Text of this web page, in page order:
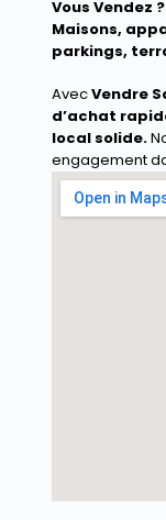
Vous Vendez
Maisons,
parkings,
AvecVendre
d’achat
local solide.
engagement